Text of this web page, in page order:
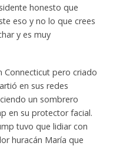
honesto que
eso y no lo que crees
y es muy
Connecticut pero criado
en sus redes
un sombrero
en su protector facial.
tuvo que lidiar con
huracán María que